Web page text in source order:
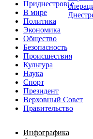
Приднестровье
В мире
Политика
Экономика
Общество
Безопасность
Происшествия
Культура
Наука
Спорт
Президент
Верховный Совет
Правительство
Инфографика